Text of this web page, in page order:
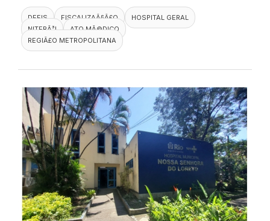
DEFIS FISCALIZAÃ§Ã£O
HOSPITAL GERAL
NITERÃ³I
ATO MÃ©DICO
REGIÃ£O METROPOLITANA